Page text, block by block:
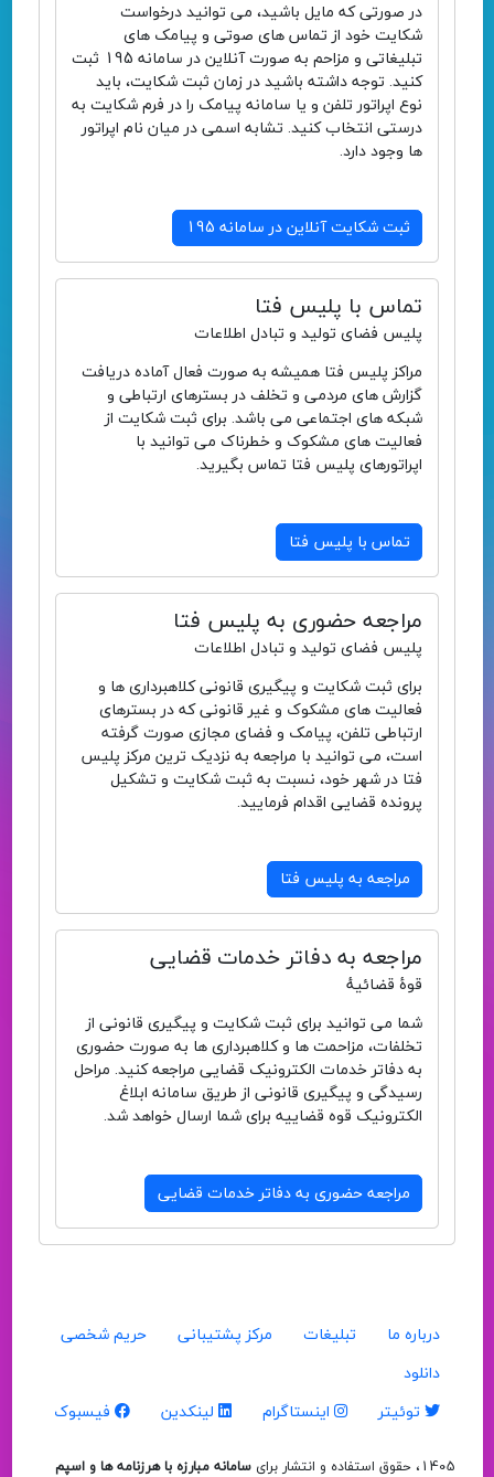
در صورتی که مایل باشید، می توانید درخواست
شکایت خود از تماس های صوتی و پیامک های
تبلیغاتی و مزاحم به صورت آنلاین در سامانه 195 ثبت
کنید. توجه داشته باشید در زمان ثبت شکایت، باید
نوع اپراتور تلفن و یا سامانه پیامک را در فرم شکایت به
درستی انتخاب کنید. تشابه اسمی در میان نام اپراتور
ها وجود دارد.
ثبت شکایت آنلاین در سامانه 195
تماس با پلیس فتا
پلیس فضای تولید و تبادل اطلاعات
مراکز پلیس فتا همیشه به صورت فعال آماده دریافت
گزارش های مردمی و تخلف در بسترهای ارتباطی و
شبکه های اجتماعی می باشد. برای ثبت شکایت از
فعالیت های مشکوک و خطرناک می توانید با
اپراتورهای پلیس فتا تماس بگیرید.
تماس با پلیس فتا
مراجعه حضوری به پلیس فتا
پلیس فضای تولید و تبادل اطلاعات
برای ثبت شکایت و پیگیری قانونی کلاهبرداری ها و
فعالیت های مشکوک و غیر قانونی که در بسترهای
ارتباطی تلفن، پیامک و فضای مجازی صورت گرفته
است، می توانید با مراجعه به نزدیک ترین مرکز پلیس
فتا در شهر خود، نسبت به ثبت شکایت و تشکیل
پرونده قضایی اقدام فرمایید.
مراجعه به پلیس فتا
مراجعه به دفاتر خدمات قضایی
قوهٔ قضائیهٔ
شما می توانید برای ثبت شکایت و پیگیری قانونی از
تخلفات، مزاحمت ها و کلاهبرداری ها به صورت حضوری
به دفاتر خدمات الکترونیک قضایی مراجعه کنید. مراحل
رسیدگی و پیگیری قانونی از طریق سامانه ابلاغ
الکترونیک قوه قضاییه برای شما ارسال خواهد شد.
مراجعه حضوری به دفاتر خدمات قضایی
درباره ما تبلیغات مرکز پشتیبانی
حریم شخصی
دانلود
توئیتر
اینستاگرام لینکدین فیسبوک
1405، حقوق استفاده و انتشار برای سامانه مبارزه با هرزنامه ها و اسپم